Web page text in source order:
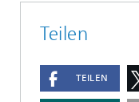
Teilen
TEILEN